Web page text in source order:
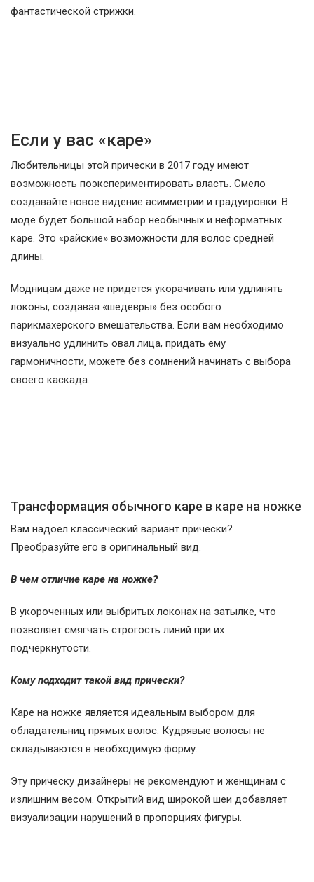
фантастической стрижки.
Если у вас «каре»
Любительницы этой прически в 2017 году имеют
возможность поэкспериментировать власть. Смело
создавайте новое видение асимметрии и градуировки. В
моде будет большой набор необычных и неформатных
каре. Это «райские» возможности для волос средней
длины.
Модницам даже не придется укорачивать или удлинять
локоны, создавая «шедевры» без особого
парикмахерского вмешательства. Если вам необходимо
визуально удлинить овал лица, придать ему
гармоничности, можете без сомнений начинать с выбора
своего каскада.
Трансформация обычного каре в каре на ножке
Вам надоел классический вариант прически?
Преобразуйте его в оригинальный вид.
В чем отличие каре на ножке?
В укороченных или выбритых локонах на затылке, что
позволяет смягчать строгость линий при их
подчеркнутости.
Кому подходит такой вид прически?
Каре на ножке является идеальным выбором для
обладательниц прямых волос. Кудрявые волосы не
складываются в необходимую форму.
Эту прическу дизайнеры не рекомендуют и женщинам с
излишним весом. Открытий вид широкой шеи добавляет
визуализации нарушений в пропорциях фигуры.